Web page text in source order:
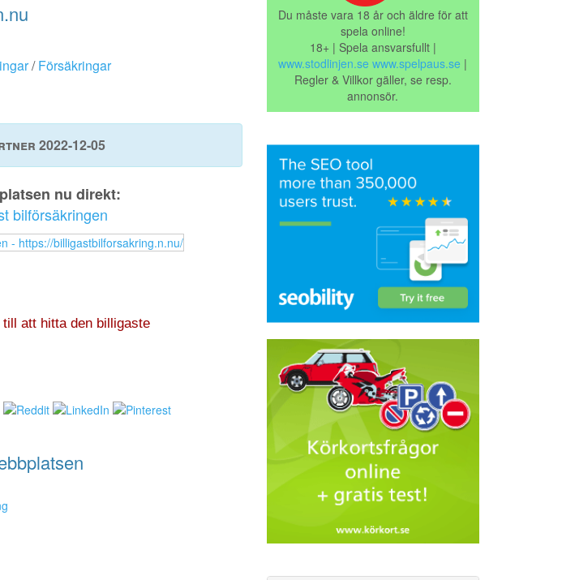
/Försäkringar
2022-12-05
nu direkt:
bilförsäkringen
att hitta den billigaste
Du måste vara 18 år och äldre för att
spela online!
18+ | Spela ansvarsfullt |
www.stodlinjen.se www.spelpaus.se |
Regler & Villkor gäller, se resp.
annonsör.